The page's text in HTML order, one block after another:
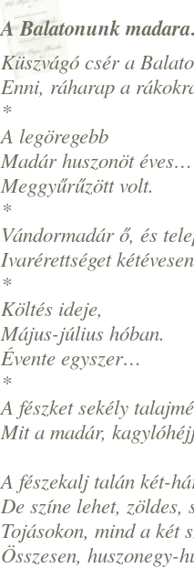
A Balatonunk
Küszvágó csér a
Enni, ráharap a
*
A legöregebb
Madár huszonöt éves…
Meggyűrűzött volt.
*
Vándormadár ő, és
Ivarérettséget
*
Költés ideje,
Május-július hóban.
Évente egyszer…
*
A fészket sekély
Mit a madár,
A fészekalj talán két-
De színe lehet, zöldes,
Tojásokon, mind a két
Összesen, huszonegy-